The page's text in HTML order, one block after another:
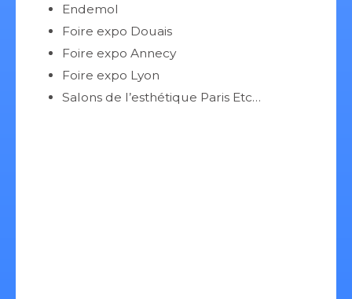
Endemol
Foire expo Douais
Foire expo Annecy
Foire expo Lyon
Salons de l’esthétique Paris Etc…